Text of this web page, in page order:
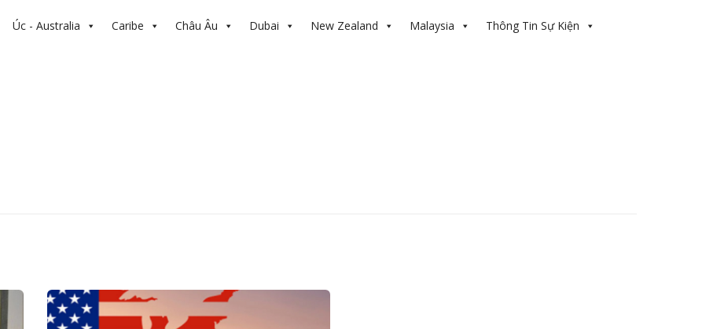
Úc - Australia Caribe Châu Âu Dubai New Zealand Malaysia Thông Tin Sự Kiện